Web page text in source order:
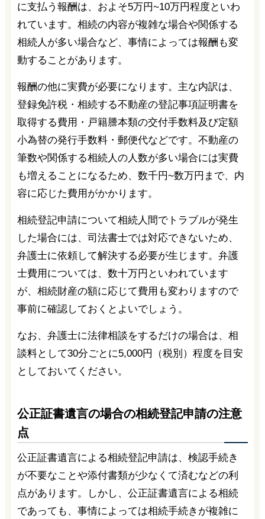
に支払う報酬は、およそ5万円~10万円程度といわ
れています。相続の内容が複雑な場合や関係する
相続人が多い場合など、事情によっては報酬も変
動することがあります。
報酬の他に実費が必要になります。主な内訳は、
登録免許税・相続する不動産の登記事項証明書を
取得する費用・戸籍謄本類の交付手数料及び定額
小為替の発行手数料・郵便代などです。不動産の
筆数や関係する相続人の人数が多い場合には実費
も増えることになるため、数千円~数万円まで、内
容に応じた費用がかかります。
相続登記申請について相続人間でトラブルが発生
した場合には、司法書士では対応できないため、
弁護士に依頼して解決する必要が生じます。弁護
士費用については、数十万円といわれています
が、相続財産の額に応じて費用も変わりますので
事前に確認しておくとよいでしょう。
なお、弁護士に法律相談をするだけの場合は、相
談料として30分ごとに5,000円（税別）程度を目安
としておいてください。
公正証書遺言の場合の相続登記申請の注意
点
公正証書遺言による相続登記申請は、検認手続き
が不要なことや添付書類が少なくて済むなどの利
点があります。しかし、公正証書遺言による相続
であっても、事情によっては相続手続きが複雑に